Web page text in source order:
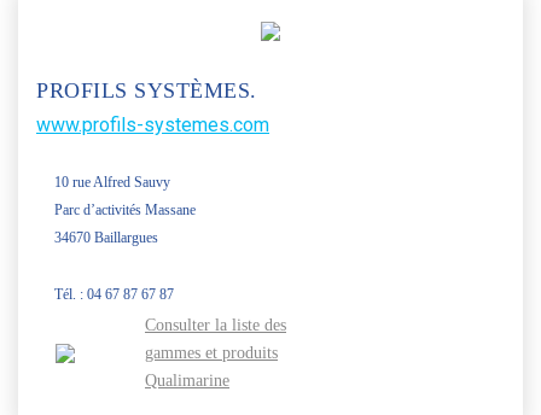
PROFILS SYSTÈMES.
www.profils-systemes.com
10 rue Alfred Sauvy
Parc d’activités Massane
34670 Baillargues
Tél. : 04 67 87 67 87
Consulter la liste des
gammes et produits
Qualimarine